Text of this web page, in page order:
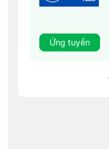
Ứng tuyển